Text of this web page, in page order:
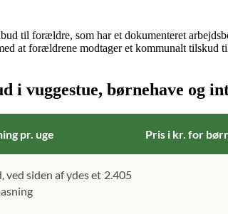
til forældre, som har et dokumenteret
at forældrene modtager et kommunalt tilskud
i vuggestue, børnehave og
pr. uge Pris i kr. for
ved siden af ydes et 2.405